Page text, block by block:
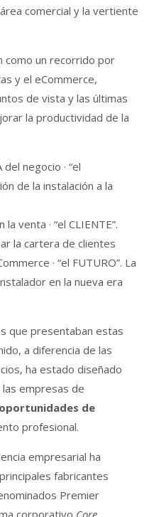
comercial y la vertiente
como un recorrido por
y el eCommerce,
de vista y las últimas
la productividad de la
negocio · “el
de la instalación a la
la venta · “el CLIENTE”.
la cartera de clientes
· “el FUTURO”. La
en la nueva era
que presentaban estas
a diferencia de las
ha estado diseñado
empresas de
de
profesional.
empresarial ha
fabricantes
Premier
corporativo Core